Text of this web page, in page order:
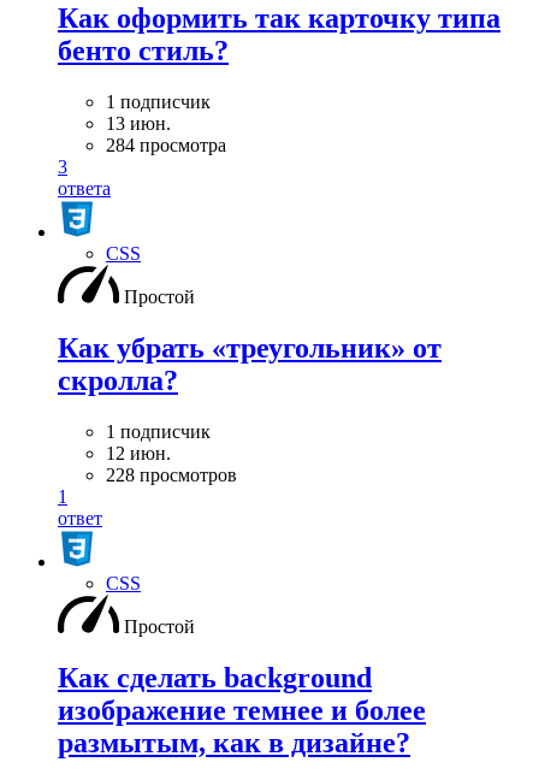
Как оформить так карточку типа
бенто стиль?
1 подписчик
13 июн.
284 просмотра
3
ответа
CSS
Простой
Как убрать «треугольник» от
скролла?
1 подписчик
12 июн.
228 просмотров
1
ответ
CSS
Простой
Как сделать background
изображение темнее и более
размытым, как в дизайне?